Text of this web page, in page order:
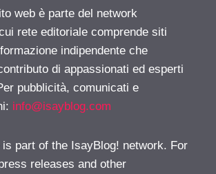
web è parte del network
rete editoriale comprende siti
indipendente che
di appassionati ed esperti
pubblicità, comunicati e
info@isayblog.com
part of the IsayBlog! network. For
releases and other